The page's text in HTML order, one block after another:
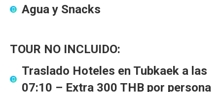
Agua y Snacks
TOUR NO INCLUIDO:
Traslado Hoteles en Tubkaek a las
07:10 – Extra 300 THB por persona